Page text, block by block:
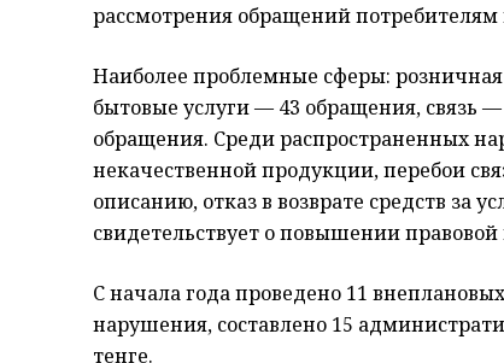
рассмотрения обращений
Наиболее проблемные сферы:
бытовые услуги — 43 обращения, связь
обращения. Среди распространенных
некачественной продукции, перебои
описанию, отказ в возврате средств за
свидетельствует о повышении
С начала года проведено 11
нарушения, составлено 15
тенге.